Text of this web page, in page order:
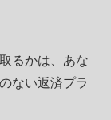
るかは、あな
ない返済プラ